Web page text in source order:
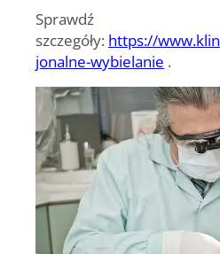
Sprawdź
szczegóły: https://
jonalne-wybielanie .